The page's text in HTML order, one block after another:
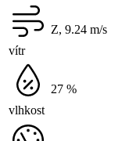
vítr
Z, 9.24 m/s
vlhkost
27 %